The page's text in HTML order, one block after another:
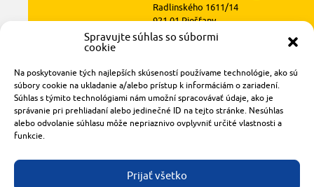
Spravujte súhlas so súbormi
cookie
Na poskytovanie tých najlepších skúseností používame technológie, ako sú
súbory cookie na ukladanie a/alebo prístup k informáciám o zariadení.
Súhlas s týmito technológiami nám umožní spracovávať údaje, ako je
správanie pri prehliadaní alebo jedinečné ID na tejto stránke. Nesúhlas
alebo odvolanie súhlasu môže nepriaznivo ovplyvniť určité vlastnosti a
funkcie.
Prijať všetko
Radlinského 1611/14
921 01 Piešťany
obchod@rzparkety.sk
made with
bytomashalo.com